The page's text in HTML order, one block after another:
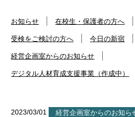
お知らせ 在校生・保護者の方へ
受検をご検討の方へ 今日の新宿
経営企画室からのお知らせ
デジタル人材育成支援事業（作成中）
2023/03/01 経営企画室からのお知ら